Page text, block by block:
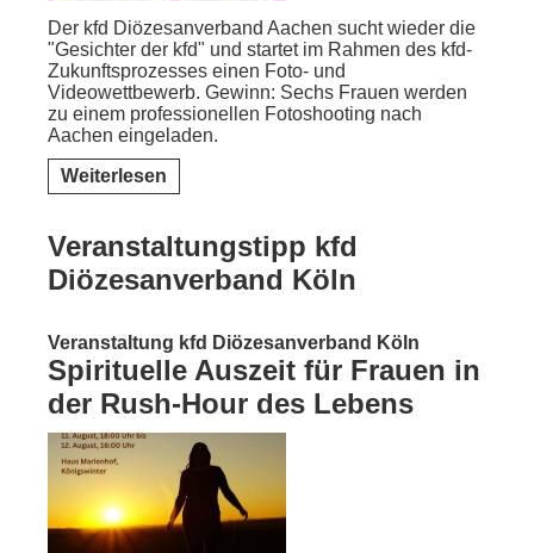
Der kfd Diözesanverband Aachen sucht wieder die
"Gesichter der kfd" und startet im Rahmen des kfd-
Zukunftsprozesses einen Foto- und
Videowettbewerb. Gewinn: Sechs Frauen werden
zu einem professionellen Fotoshooting nach
Aachen eingeladen.
Weiterlesen
Veranstaltungstipp kfd
Diözesanverband Köln
Veranstaltung kfd Diözesanverband Köln
Spirituelle Auszeit für Frauen in
der Rush-Hour des Lebens